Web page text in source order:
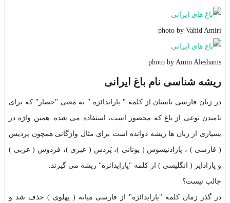
photo by Vahid Amiri
photo by Amin Aleshams
ریشه شناسی نام باغ ایرانی
در زبان فارسی باستان از کلمه " پارایدائزه " به معنی "حصار" که برای
نامیدن نوعی از باغ که محصور است، استفاده می شده. همین واژه در
بسیاری از زبان ها ریشه دوانده است برای مثال واژگانی همچون پردیس
( فارسی ) ، پارادئیسوس ( یونانی )، پَردس ( عبری )، فردوس ( عربی )
و پارادایز ( انگلیسی ) از کلمه "پارایدائزه" ریشه می گیرند.
جالب نیست؟
در گذر زمان کلمه "پارایدائزه" از فارسی میانه ( پهلوی ) حذف شد و